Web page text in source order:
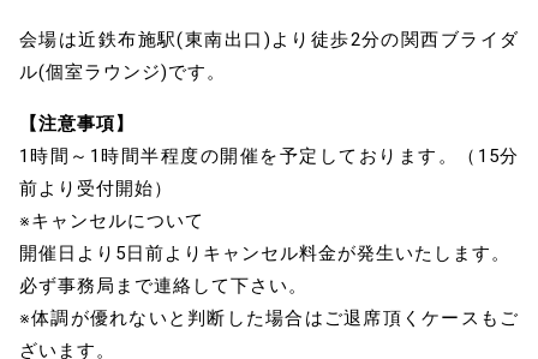
会場は近鉄布施駅(東南出口)より徒歩2分の関西ブライダ
ル(個室ラウンジ)です。
【注意事項】
1時間～1時間半程度の開催を予定しております。（15分
前より受付開始）
※キャンセルについて
開催日より5日前よりキャンセル料金が発生いたします。
必ず事務局まで連絡して下さい。
※体調が優れないと判断した場合はご退席頂くケースもご
ざいます。